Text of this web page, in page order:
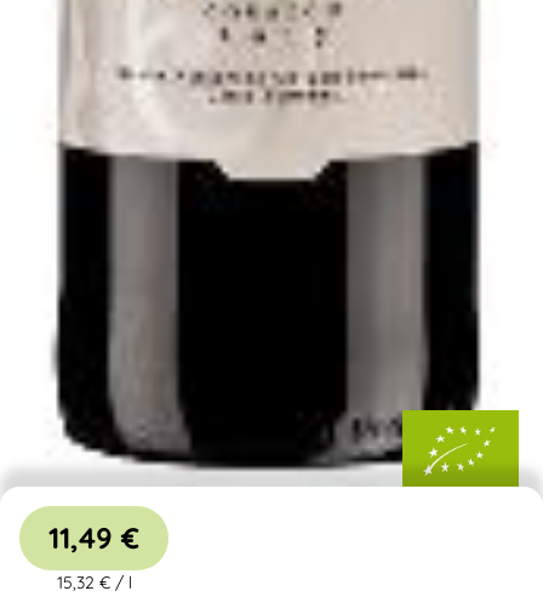
11,49 €
15,32 €/ l